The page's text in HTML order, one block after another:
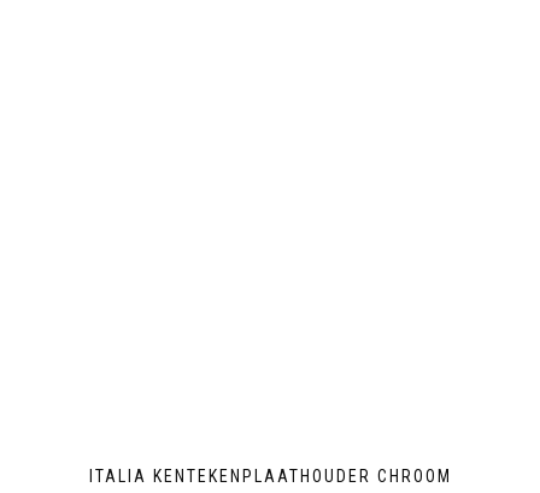
ITALIA KENTEKENPLAATHOUDER CHROOM